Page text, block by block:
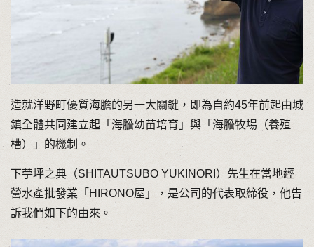
造就洋野町優質海膽的另一大關鍵，即為自約45年前起由城
鎮全體共同建立起「海膽幼苗培育」與「海膽牧場（養殖
槽）」的機制。
下苧坪之典（SHITAUTSUBO YUKINORI）先生在當地經
營水產批發業「HIRONO屋」，是公司的代表取締役，他告
訴我們如下的由來。